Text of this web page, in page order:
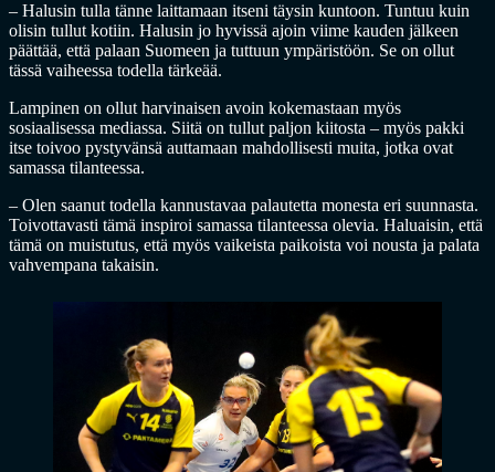
– Halusin tulla tänne laittamaan itseni täysin kuntoon. Tuntuu kuin
olisin tullut kotiin. Halusin jo hyvissä ajoin viime kauden jälkeen
päättää, että palaan Suomeen ja tuttuun ympäristöön. Se on ollut
tässä vaiheessa todella tärkeää.
Lampinen on ollut harvinaisen avoin kokemastaan myös
sosiaalisessa mediassa. Siitä on tullut paljon kiitosta – myös pakki
itse toivoo pystyvänsä auttamaan mahdollisesti muita, jotka ovat
samassa tilanteessa.
– Olen saanut todella kannustavaa palautetta monesta eri suunnasta.
Toivottavasti tämä inspiroi samassa tilanteessa olevia. Haluaisin, että
tämä on muistutus, että myös vaikeista paikoista voi nousta ja palata
vahvempana takaisin.